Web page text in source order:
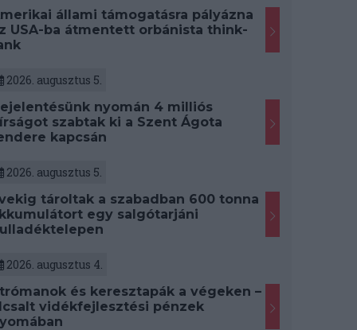
állami támogatásra pályázna
USA-ba átmentett orbánista think-
2026. augusztus 5.
nyomán 4 milliós
szabtak ki a Szent Ágota
kapcsán
2026. augusztus 5.
tároltak a szabadban 600 tonna
egy salgótarjáni
2026. augusztus 4.
és keresztapák a végeken –
vidékfejlesztési pénzek